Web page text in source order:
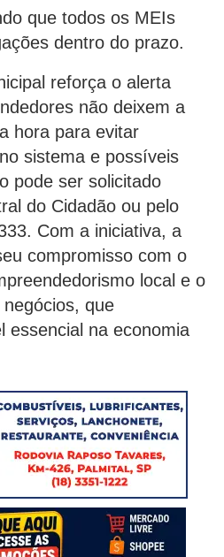
que todos os MEIs
dentro do prazo.
reforça o alerta
não deixem a
hora para evitar
sistema e possíveis
pode ser solicitado
do Cidadão ou pelo
Com a iniciativa, a
compromisso com o
local e o
que
essencial na economia